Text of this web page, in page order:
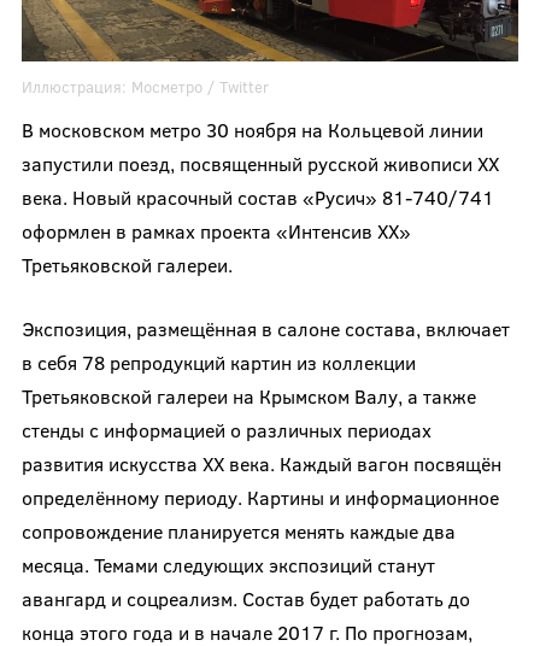
Иллюстрация: Мосметро/ Twitter
В московском метро 30 ноября на Кольцевой линии
запустили поезд, посвященный русской живописи XX
века. Новый красочный состав «Русич» 81-740/741
оформлен в рамках проекта «Интенсив ХХ»
Третьяковской галереи.
Экспозиция, размещённая в салоне состава, включает
в себя 78 репродукций картин из коллекции
Третьяковской галереи на Крымском Валу, а также
стенды с информацией о различных периодах
развития искусства ХХ века. Каждый вагон посвящён
определённому периоду. Картины и информационное
сопровождение планируется менять каждые два
месяца. Темами следующих экспозиций станут
авангард и соцреализм. Состав будет работать до
конца этого года и в начале 2017 г. По прогнозам,